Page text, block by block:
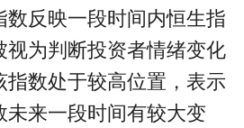
数反映一段时间内恒生指
视为判断投资者情绪变化
指数处于较高位置，表示
未来一段时间有较大变